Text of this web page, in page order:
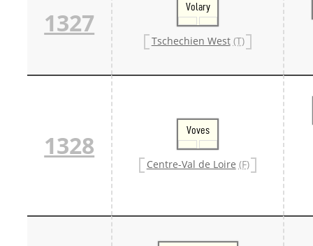
1327
Volary
Tschechien West (T)
1328
Voves
Centre-Val de Loire (F)